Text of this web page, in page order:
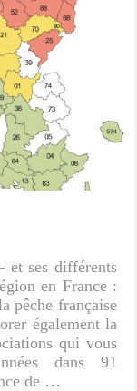
et ses différents
en France :
pêche française
également la
qui vous
dans 91
de …